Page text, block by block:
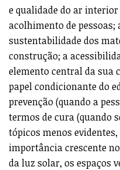
e qualidade do ar
acolhimento de
sustentabilidade dos
construção; a
elemento central da sua
papel condicionante do
prevenção (quando a
termos de cura (quando
tópicos menos
importância crescente
da luz solar, os espaços